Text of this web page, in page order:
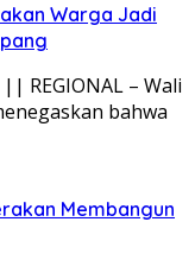
Warga Jadi
REGIONAL – Wali
bahwa
Membangun